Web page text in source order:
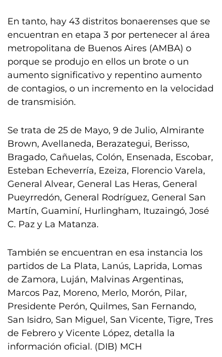
En tanto, hay 43 distritos bonaerenses que se
encuentran en etapa 3 por pertenecer al área
metropolitana de Buenos Aires (AMBA) o
porque se produjo en ellos un brote o un
aumento significativo y repentino aumento
de contagios, o un incremento en la velocidad
de transmisión.
Se trata de 25 de Mayo, 9 de Julio, Almirante
Brown, Avellaneda, Berazategui, Berisso,
Bragado, Cañuelas, Colón, Ensenada, Escobar,
Esteban Echeverría, Ezeiza, Florencio Varela,
General Alvear, General Las Heras, General
Pueyrredón, General Rodríguez, General San
Martín, Guaminí, Hurlingham, Ituzaingó, José
C. Paz y La Matanza.
También se encuentran en esa instancia los
partidos de La Plata, Lanús, Laprida, Lomas
de Zamora, Luján, Malvinas Argentinas,
Marcos Paz, Moreno, Merlo, Morón, Pilar,
Presidente Perón, Quilmes, San Fernando,
San Isidro, San Miguel, San Vicente, Tigre, Tres
de Febrero y Vicente López, detalla la
información oficial. (DIB) MCH